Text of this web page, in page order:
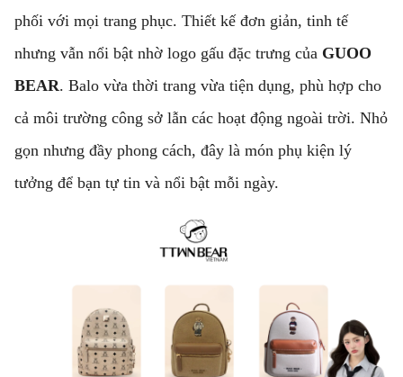
phối với mọi trang phục. Thiết kế đơn giản, tinh tế
nhưng vẫn nổi bật nhờ logo gấu đặc trưng của GUOO
BEAR. Balo vừa thời trang vừa tiện dụng, phù hợp cho
cả môi trường công sở lẫn các hoạt động ngoài trời. Nhỏ
gọn nhưng đầy phong cách, đây là món phụ kiện lý
tưởng để bạn tự tin và nổi bật mỗi ngày.